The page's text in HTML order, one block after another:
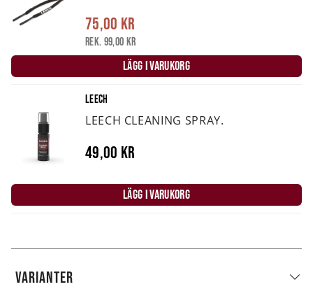
75,00 kr
Rek. 99,00 kr
LÄGG I VARUKORG
LEECH
LEECH CLEANING SPRAY.
49,00 kr
LÄGG I VARUKORG
VARIANTER